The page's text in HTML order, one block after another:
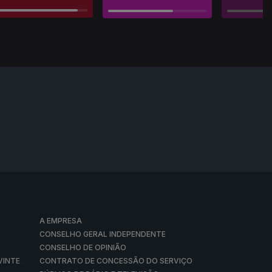
A EMPRESA
CONSELHO GERAL INDEPENDENTE
CONSELHO DE OPINIÃO
CONTRATO DE CONCESSÃO DO SERVIÇO